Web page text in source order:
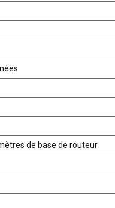
de base de routeur